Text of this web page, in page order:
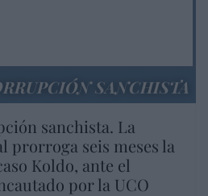
SANCHISTA
sanchista. La
prorroga seis meses la
Koldo, ante el
por la UCO